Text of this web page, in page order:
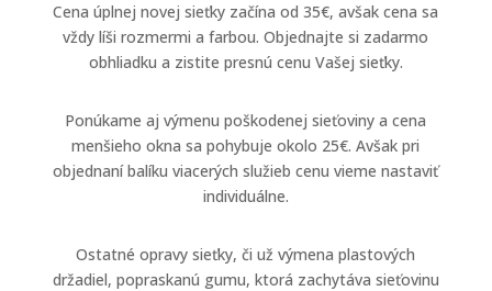
Cena úplnej novej sieťky začína od 35€, avšak cena sa
vždy líši rozmermi a farbou. Objednajte si zadarmo
obhliadku a zistite presnú cenu Vašej sieťky.
Ponúkame aj výmenu poškodenej sieťoviny a cena
menšieho okna sa pohybuje okolo 25€. Avšak pri
objednaní balíku viacerých služieb cenu vieme nastaviť
individuálne.
Ostatné opravy sieťky, či už výmena plastových
držadiel, popraskanú gumu, ktorá zachytáva sieťovinu